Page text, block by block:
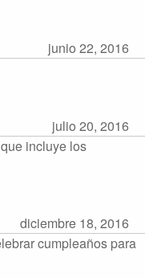
junio 22, 2016
julio 20, 2016
incluye los
diciembre 18, 2016
cumpleaños para